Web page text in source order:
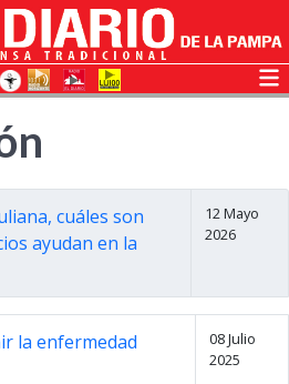
cuáles son
ayudan en la
12 Mayo
2026
la enfermedad
08 Julio
2025